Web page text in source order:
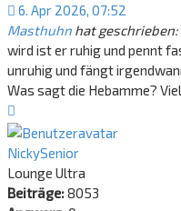
6. Apr 2026, 07:52
Masthuhn hat geschrieben:
wird ist er ruhig und pennt
unruhig und fängt
Was sagt die Hebamme?
oben
NickySenior
Lounge Ultra
Beiträge:8053